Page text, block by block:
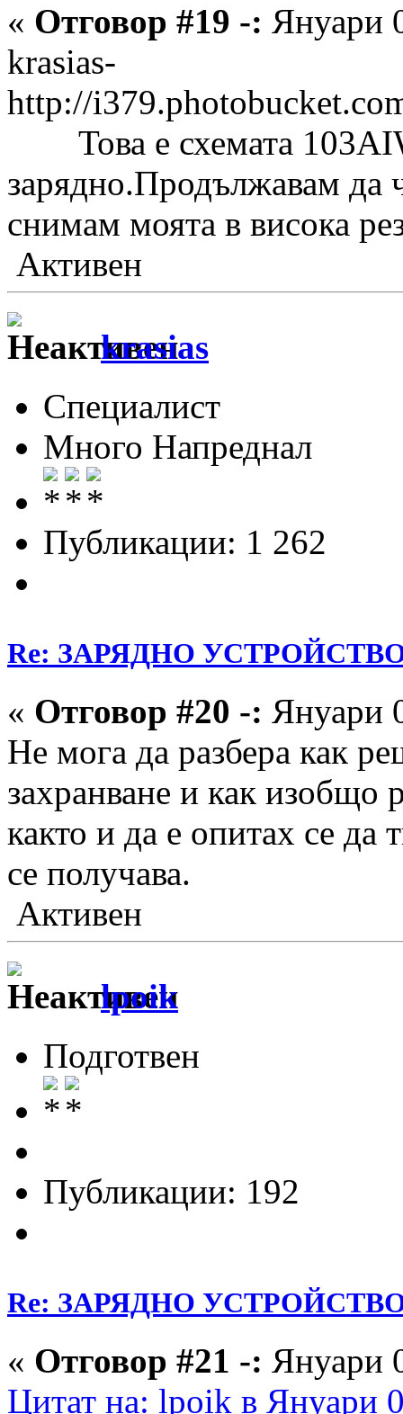
« Отговор #19 -: Януари
krasias-
http://
Toва е схемата
зарядно.Продължавам да
снимам моята в висока
Активен
krasias
Специалист
Много Напреднал
Публикации: 1 262
Re: ЗАРЯДНО УСТРОЙСТВО
« Отговор #20 -: Януари
Не мога да разбера как
захранване и как изобщо
както и да е опитах се
се получава.
Активен
lpoik
Подготвен
Публикации: 192
Re: ЗАРЯДНО УСТРОЙСТВО
« Отговор #21 -: Януари
Цитат на: lpoik в Януари